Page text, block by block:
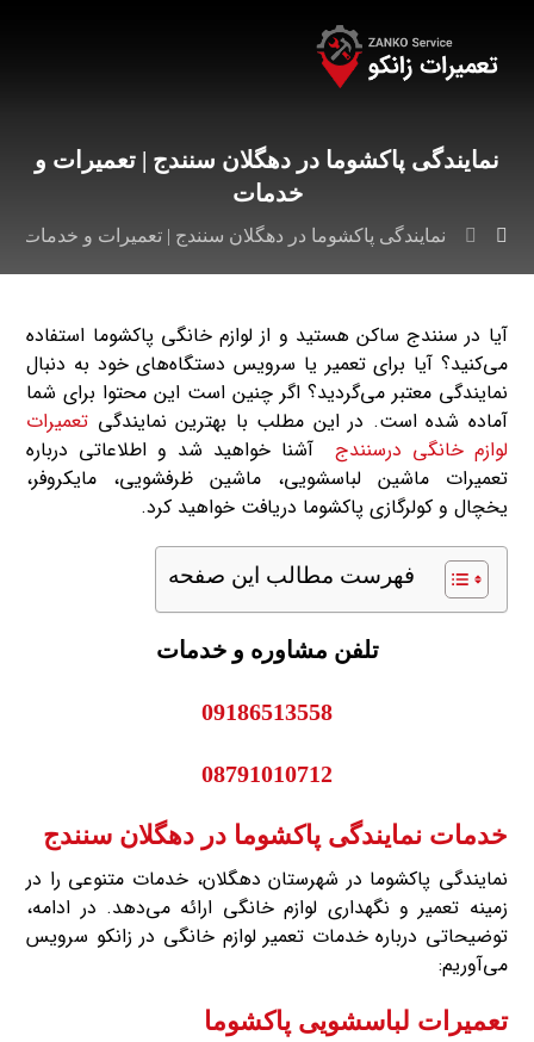
نمایندگی پاکشوما در دهگلان سنندج | تعمیرات و
خدمات
نمایندگی پاکشوما در دهگلان سنندج | تعمیرات و خدمات
آیا در سنندج ساکن هستید و از لوازم خانگی پاکشوما استفاده
می‌کنید؟ آیا برای تعمیر یا سرویس دستگاه‌های خود به دنبال
نمایندگی معتبر می‌گردید؟ اگر چنین است این محتوا برای شما
آماده شده است. در این مطلب با بهترین نمایندگی تعمیرات
لوازم خانگی درسنندج آشنا خواهید شد و اطلاعاتی درباره
تعمیرات ماشین لباسشویی، ماشین ظرفشویی، مایکروفر،
یخچال و کولرگازی پاکشوما دریافت خواهید کرد.
فهرست مطالب این صفحه
تلفن مشاوره و خدمات
09186513558
08791010712
خدمات نمایندگی پاکشوما در دهگلان سنندج
نمایندگی پاکشوما در شهرستان دهگلان، خدمات متنوعی را در
زمینه تعمیر و نگهداری لوازم خانگی ارائه می‌دهد. در ادامه،
توضیحاتی درباره خدمات تعمیر لوازم خانگی در زانکو سرویس
می‌آوریم:
تعمیرات لباسشویی پاکشوما